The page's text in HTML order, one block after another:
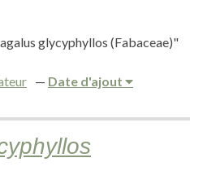
glycyphyllos (Fabaceae)"
Date d'ajout